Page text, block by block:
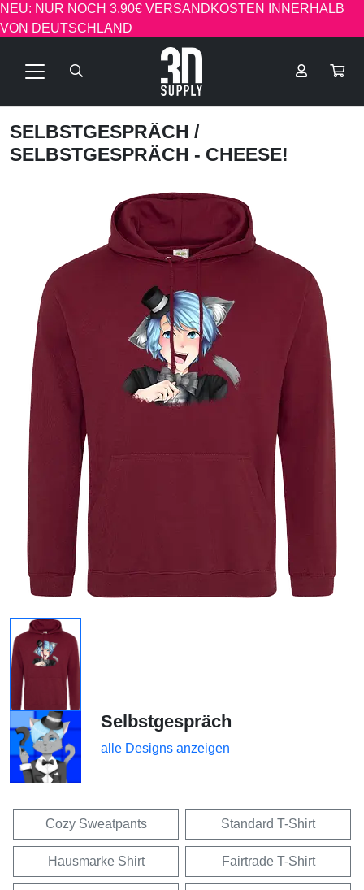
NEU: NUR NOCH 3.90€ VERSANDKOSTEN INNERHALB
VON DEUTSCHLAND
SELBSTGESPRÄCH /
SELBSTGESPRÄCH - CHEESE!
Selbstgespräch
alle Designs anzeigen
Cozy Sweatpants Standard T-Shirt
Hausmarke Shirt Fairtrade T-Shirt